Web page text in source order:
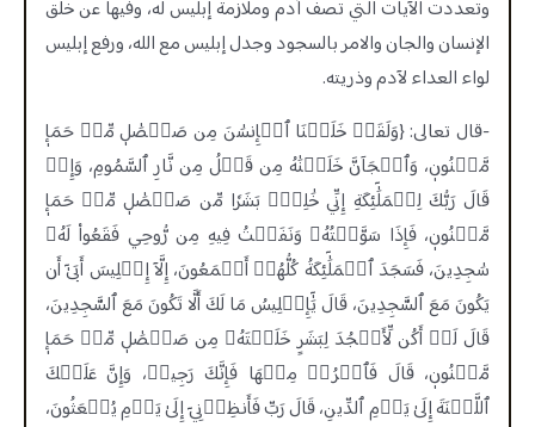
وتعددت الآيات التي تصف آدم وملازمة إبليس له، وفيها عن خلق
الإنسان والجان والامر بالسجود وجدل إبليس مع الله، ورفع إبليس
لواء العداء لآدم وذريته.
-قال تعالى: {وَلَقَدۡ خَلَقۡنَا ٱلۡإِنسَٰنَ مِن صَلۡصَٰلٖ مِّنۡ حَمَإٖ
مَّسۡنُونٖ، وَٱلۡجَآنَّ خَلَقۡنَٰهُ مِن قَبۡلُ مِن نَّارِ ٱلسَّمُومِ، وَإِذۡ
قَالَ رَبُّكَ لِلۡمَلَٰٓئِكَةِ إِنِّي خَٰلِقُۢ بَشَرٗا مِّن صَلۡصَٰلٖ مِّنۡ حَمَإٖ
مَّسۡنُونٖ، فَإِذَا سَوَّيۡتُهُۥ وَنَفَخۡتُ فِيهِ مِن رُّوحِي فَقَعُواْ لَهُۥ
سَٰجِدِينَ، فَسَجَدَ ٱلۡمَلَٰٓئِكَةُ كُلُّهُمۡ أَجۡمَعُونَ، إِلَّآ إِبۡلِيسَ أَبَىٰٓ أَن
يَكُونَ مَعَ ٱلسَّٰجِدِينَ، قَالَ يَٰٓإِبۡلِيسُ مَا لَكَ أَلَّا تَكُونَ مَعَ ٱلسَّٰجِدِينَ،
قَالَ لَمۡ أَكُن لِّأَسۡجُدَ لِبَشَرٍ خَلَقۡتَهُۥ مِن صَلۡصَٰلٖ مِّنۡ حَمَإٖ
مَّسۡنُونٖ، قَالَ فَٱخۡرُجۡ مِنۡهَا فَإِنَّكَ رَجِيمٞ، وَإِنَّ عَلَيۡكَ
ٱللَّعۡنَةَ إِلَىٰ يَوۡمِ ٱلدِّينِ، قَالَ رَبِّ فَأَنظِرۡنِيٓ إِلَىٰ يَوۡمِ يُبۡعَثُونَ،